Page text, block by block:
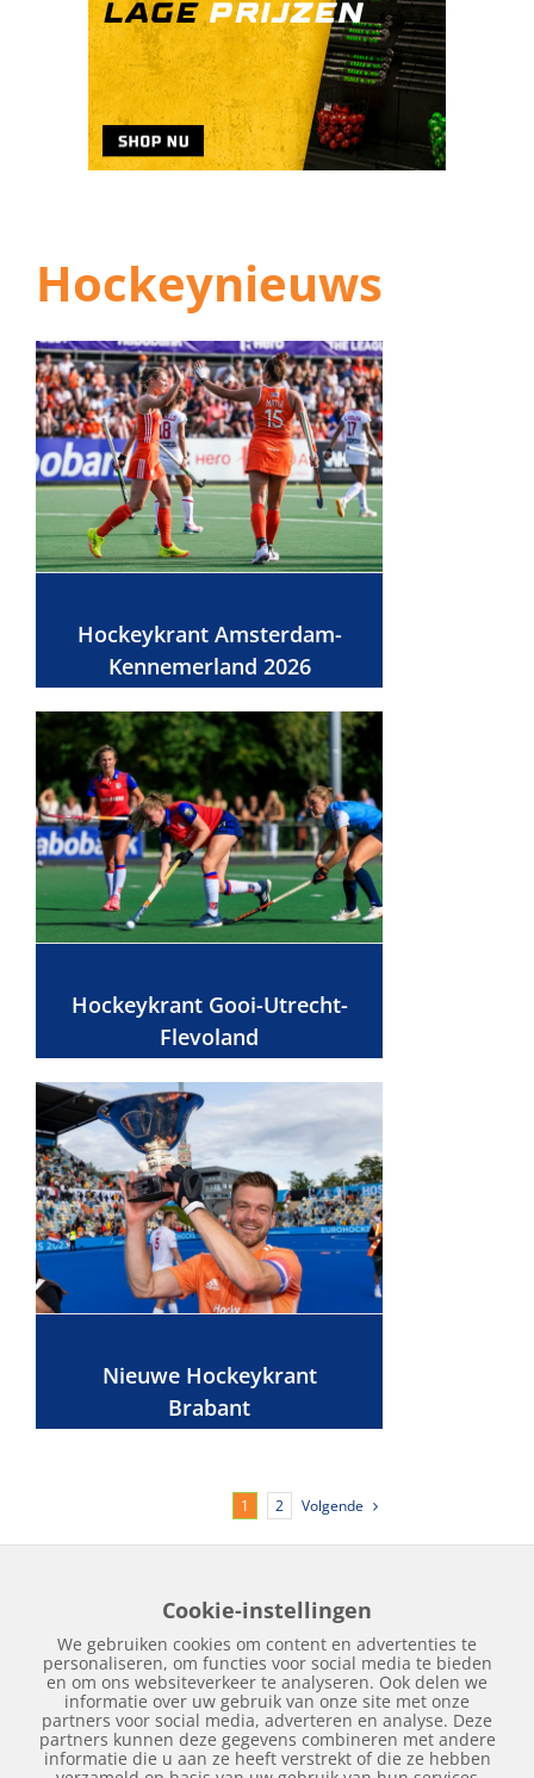
Hockeynieuws
Hockeykrant Amsterdam-
Kennemerland 2026
Hockeykrant Gooi-Utrecht-
Flevoland
Nieuwe Hockeykrant
Brabant
1 2 Volgende
Over Hockeykrant Adverteren
Nieuws
Archief
Cookie-instellingen
We gebruiken cookies om content en advertenties te
personaliseren, om functies voor social media te bieden
en om ons websiteverkeer te analyseren. Ook delen we
informatie over uw gebruik van onze site met onze
partners voor social media, adverteren en analyse. Deze
partners kunnen deze gegevens combineren met andere
informatie die u aan ze heeft verstrekt of die ze hebben